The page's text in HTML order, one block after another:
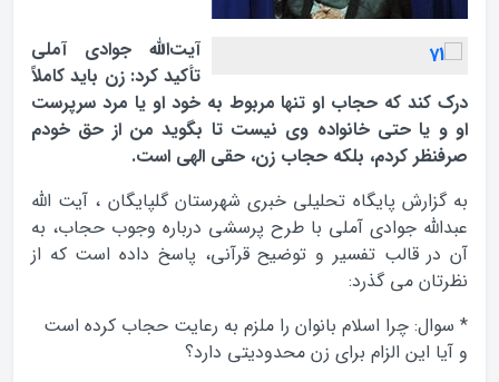
آیت‌الله جوادی آملی
تأکید کرد: زن باید کاملاً
درک کند که حجاب او تنها ‏مربوط به خود او یا مرد سرپرست
او و یا حتی خانواده وی نیست تا بگوید من از حق خودم
صرف‏نظر کردم، بلکه حجاب زن، حقى الهى است.
به گزارش پایگاه تحلیلی خبری شهرستان گلپایگان ، آیت الله
عبدالله جوادی آملی با طرح پرسشی درباره وجوب حجاب، به
آن در قالب تفسیر و توضیح قرآنی، پاسخ داده است که از
نظرتان می گذرد:
* سوال: چرا اسلام بانوان را ملزم به رعایت حجاب کرده است
و آیا این الزام براى زن محدودیتى دارد؟‎